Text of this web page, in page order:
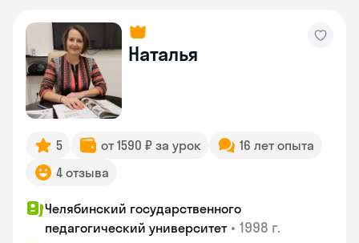
Наталья
5 от 1590 ₽ за урок
16 лет опыта
4 отзыва
Челябинский государственного
педагогический университет • 1998 г.